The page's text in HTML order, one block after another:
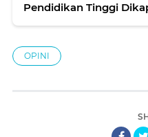
Pendidikan Tinggi
OPINI